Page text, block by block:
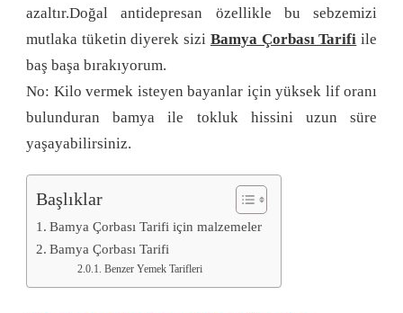
azaltır.Doğal antidepresan özellikle bu sebzemizi
mutlaka tüketin diyerek sizi Bamya Çorbası Tarifi ile
baş başa bırakıyorum.
No: Kilo vermek isteyen bayanlar için yüksek lif oranı
bulunduran bamya ile tokluk hissini uzun süre
yaşayabilirsiniz.
Başlıklar
Bamya Çorbası Tarifi için malzemeler
Bamya Çorbası Tarifi
Benzer Yemek Tarifleri